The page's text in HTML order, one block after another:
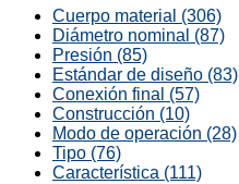
Cuerpo material (306)
Diámetro nominal (87)
Presión (85)
Estándar de diseño (83)
Conexión final (57)
Construcción (10)
Modo de operación (28)
Tipo (76)
Característica (111)